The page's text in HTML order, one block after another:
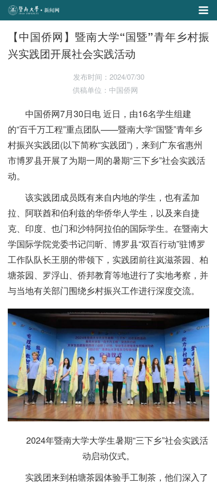
【中国侨网】暨南大学“国暨”青年乡村振
兴实践团开展社会实践活动
发布时间：2024/07/30
供稿单位：中国侨网
中国侨网7月30日电 近日，由16名学生组建
的“百千万工程”重点团队——暨南大学“国暨”青年乡
村振兴实践团(以下简称“实践团”)，来到广东省惠州
市博罗县开展了为期一周的暑期“三下乡”社会实践活
动。
该实践团成员既有来自内地的学生，也有孟加
拉、阿联酋和伯利兹的华侨华人学生，以及来自捷
克、印度、也门和沙特阿拉伯的国际学生。在暨南大
学国际学院党委书记闫昕、博罗县“双百行动”驻博罗
工作队队长王朋的带领下，实践团前往岚滋茶园、柏
塘茶园、罗浮山、侨邦教育等地进行了实地考察，并
与当地有关部门围绕乡村振兴工作进行深度交流。
2024年暨南大学大学生暑期“三下乡”社会实践活
动启动仪式。
实践团来到柏塘茶园体验手工制茶，他们深入了